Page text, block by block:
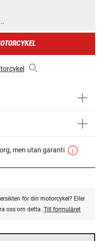
men utan garanti
för din motorcykel? Eller
oss om detta. Till formuläret